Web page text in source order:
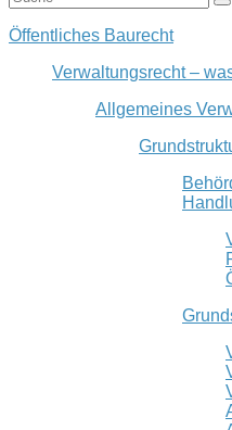
Öffentliches Baurecht
Verwaltungsrecht –
Allgemeines